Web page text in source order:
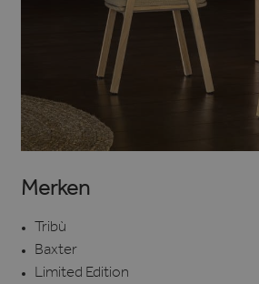
Merken
Tribù
Baxter
Limited Edition